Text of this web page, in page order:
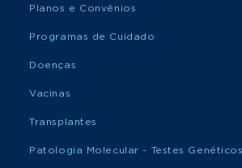
Planos e Convênios
Programas de Cuidado
Doenças
Vacinas
Transplantes
Patologia Molecular - Testes Genéticos